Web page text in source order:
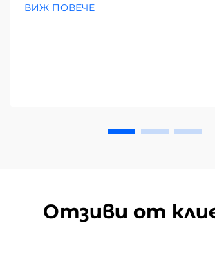
Намалете разходите и повишете
ВИЖ ПОВЕЧЕ
Отзиви от